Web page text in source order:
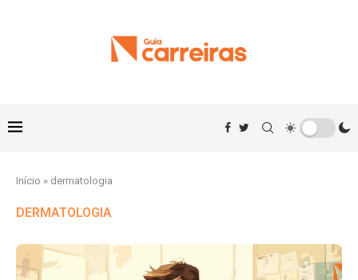
Início » dermatologia
DERMATOLOGIA